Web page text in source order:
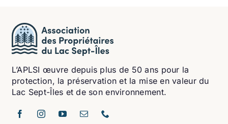
L’APLSI œuvre depuis plus de 50 ans pour la
protection, la préservation et la mise en valeur du
Lac Sept-Îles et de son environnement.